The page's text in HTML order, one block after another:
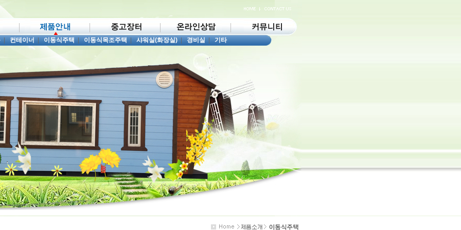
|컨테이너|이동식주택|이동식목조주택|샤워실(화장실)|경비실|기타